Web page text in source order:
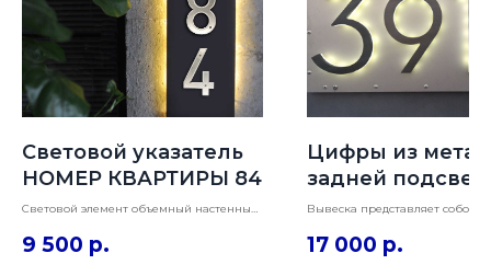
Световой указатель
НОМЕР КВАРТИРЫ 84
Световой элемент объемный настенный
глубина 2см. Буквы металлические
плоские с покрытием зеркальное золото.
9 500 р.
Цифры из
задней
18х42см
Вывеска представляет собой
прямоугольном основании.
металла - шлифованное
17 000 р.